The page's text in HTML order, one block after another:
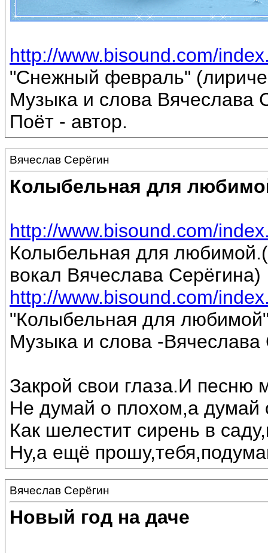
http://www.bisound.com/
"Снежный февраль"
Музыка и слова Вячеслава
Поёт - автор.
Вячеслав Серёгин
Колыбельная для
http://www.bisound.com/
Колыбельная для
вокал Вячеслава Серёгина)
http://www.bisound.com/
"Колыбельная для
Музыка и слова -Вячеслава
Закрой свои глаза.И песню
Не думай о плохом,а думай
Как шелестит сирень в
Ну,а ещё
Вячеслав Серёгин
Новый год на даче